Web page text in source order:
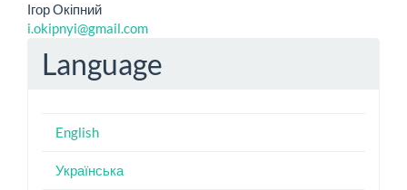
Ігор Окіпний
i.okipnyi@gmail.com
Language
English
Українська